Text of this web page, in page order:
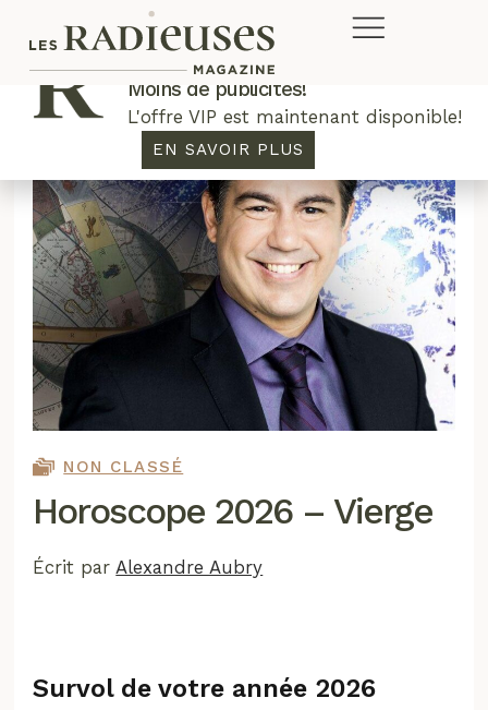
NON CLASSÉ
Horoscope 2026 – Vierge
Écrit par Alexandre Aubry
Survol de votre année 2026
Plus de concours. Plus de rabais.
Moins de publicités!
L'offre VIP est maintenant disponible!
EN SAVOIR PLUS